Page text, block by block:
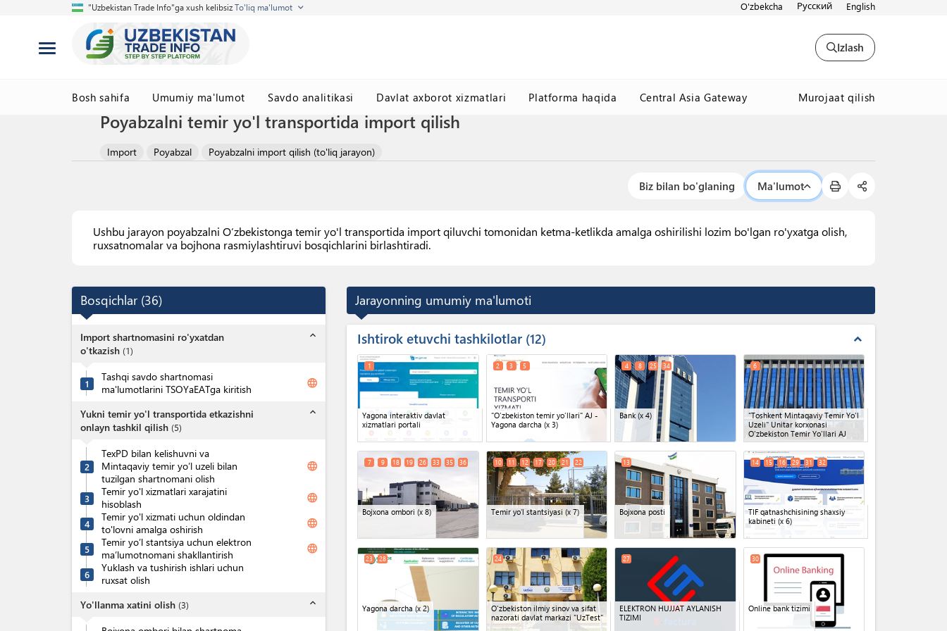
"Uzbekistan Trade Info"ga xush kelibsizTo'liq ma'lumot O'zbekcha Русский English
Izlash
Bosh sahifa Umumiy ma'lumot Savdo analitikasi Davlat axborot xizmatlari Platforma haqida Central Asia Gateway Murojaat qilish
Poyabzalni temir yo'l transportida import qilish
Import Poyabzal Poyabzalni import qilish (to'liq jarayon)
Biz bilan bo'glaning Ma'lumot
Ushbu jarayon poyabzalni O‘zbekistonga temir yo'l transportida import qiluvchi tomonidan ketma-ketlikda amalga oshirilishi lozim bo'lgan ro'yxatga olish,
ruxsatnomalar va bojhona rasmiylashtiruvi bosqichlarini birlashtiradi.
Bosqichlar (36)
Import shartnomasini ro'yxatdan
o'tkazish (1)
expand_less
1
Tashqi savdo shartnomasi
ma'lumotlarini TSOYaEATga kiritish
language
Yukni temir yo'l transportida etkazishni
onlayn tashkil qilish (5)
expand_less
2
TexPD bilan kelishuvni va
Mintaqaviy temir yo’l uzeli bilan
tuzilgan shartnomani olish
language
3
Temir yo'l xizmatlari xarajatini
hisoblash
language
4
Temir yo'l xizmati uchun oldindan
to'lovni amalga oshirish
language
5
Temir yo’l stantsiya uchun elektron
ma’lumotnomani shakllantirish
language
6
Yuklash va tushirish ishlari uchun
ruxsat olish
Yo'llanma xatini olish (3) expand_less
Jarayonning umumiy ma'lumoti
Ishtirok etuvchi tashkilotlar 12 expand_less
Yagona interaktiv davlat
xizmatlari portali
1
"O‘zbekiston temir yo‘llari" AJ -
Yagona darcha (x 3)
2 3 5
Bank(x 4)
4 8 25 34
"Toshkent Mintaqaviy Temir Yo'l
Uzeli" Unitar korxonasi
O'zbekiston Temir Yo'llari AJ
6
Bojxona ombori (x 8)
7 9 18 19 26 33 35 36
Temir yoʻl stantsiyasi (x 7)
10 11 12 17 20 21 22
Bojxona posti
13
TIF qatnashchisining shaxsiy
kabineti (x 6)
14 15 16 29 31 32
Yagona darcha(x 2)
23 28
O'zbekiston ilmiy sinov va sifat
nazorati davlat markazi "UzTest"
24
ELEKTRON HUJJAT AYLANISH
TIZIMI
27
Online bank tizimi
30